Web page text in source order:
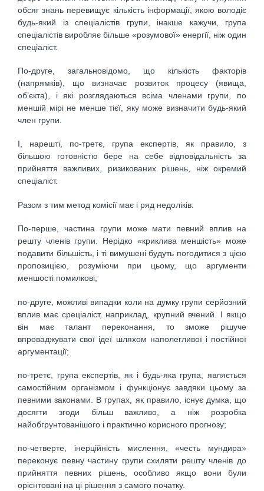
обсяг знань перевищує кiлькiсть iнформацiї, якою володiє
будь-який iз спецiалiстiв групи, iнакше кажучи, група
спецiалiстiв виробляє бiльше «розумової» енергії, нiж один
спецiалiст.
По-друге, загальновiдомо, що кiлькiсть факторiв
(напрямкiв), що визначає розвиток процесу (явища,
об’єкта), i якi розглядаються всiма членами групи, по
меншiй мiрi не менше тiєї, яку може визначити будь-який
член групи.
І, нарештi, по-третє, група експертiв, як правило, з
бiльшою готовнiстю бере на себе вiдповiдальнiсть за
прийняття важливих, ризикованих рiшень, нiж окремий
спецiалiст.
Разом з тим метод комiсiї має i ряд недолiкiв:
По-перше, частина групи може мати певний вплив на
решту членiв групи. Нерiдко «криклива меншiсть» може
подавити бiльшiсть, i тi вимушенi будуть погодитися з цiєю
пропозицiєю, розумiючи при цьому, що аргументи
меншостi помилковi;
по-друге, можливi випадки коли на думку групи серйозний
вплив має срецiалiст, наприклад, крупний вчений. І якщо
вiн має талант переконання, то зможе рiшуче
впроваджувати свої iдеї шляхом наполегливої i постiйної
аргументацiї;
по-третє, група експертiв, як i будь-яка група, являється
самостiйним органiзмом i функцiонує завдяки цьому за
певними законами. В групах, як правило, iснує думка, що
досягти згоди бiльш важливо, а нiж розробка
найобгрунтованішого i практично корисного прогнозу;
по-четверте, iнерцiйнiсть мислення, «честь мундира»
переконує певну частину групи схиляти решту членiв до
прийняття певних рiшень, особливо якщо вони були
орiєнтованi на цi рiшення з самого початку.